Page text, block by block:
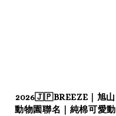
2026🇯🇵BREEZE｜旭山
動物園聯名｜純棉可愛動